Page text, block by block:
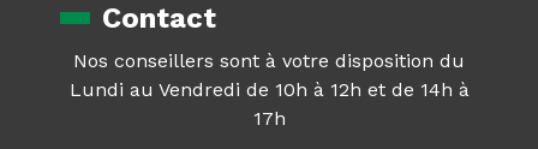
Contact
Nos conseillers sont à votre disposition du
Lundi au Vendredi de 10h à 12h et de 14h à
17h